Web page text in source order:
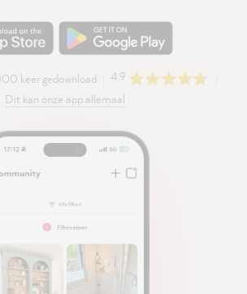
keer gedownload
4.9
Dit kan onze app allemaal